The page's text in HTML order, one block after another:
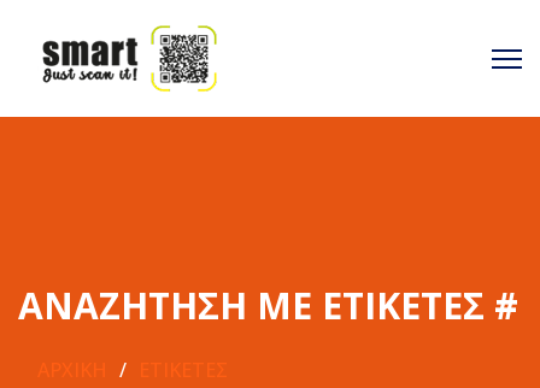
ΑΝΑΖΉΤΗΣΗ ΜΕ ΕΤΙΚΈΤΕΣ #
ΑΡΧΙΚΉ
ΕΤΙΚΈΤΕΣ